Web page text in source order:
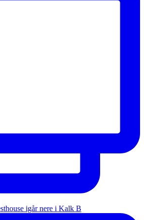
igår nere i Kalk B